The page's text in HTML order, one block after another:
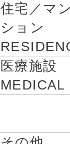
住宅／マ
ション
医療施設
MEDICAL